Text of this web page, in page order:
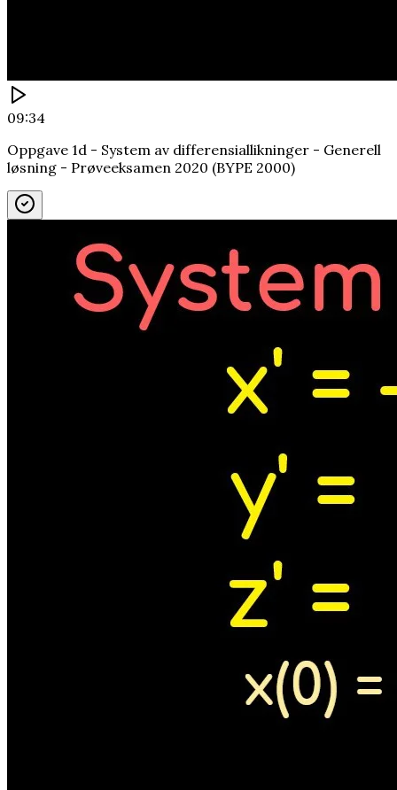
09:34
Oppgave 1d - System av differensiallikninger - Generell
løsning - Prøveeksamen 2020 (BYPE 2000)